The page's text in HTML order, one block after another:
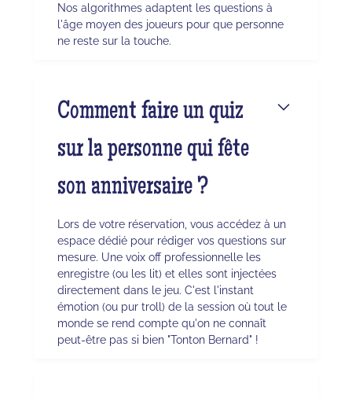
Nos algorithmes adaptent les questions à
l'âge moyen des joueurs pour que personne
ne reste sur la touche.
Comment faire un quiz
sur la personne qui fête
son anniversaire ?
Lors de votre réservation, vous accédez à un
espace dédié pour rédiger vos questions sur
mesure. Une voix off professionnelle les
enregistre (ou les lit) et elles sont injectées
directement dans le jeu. C'est l'instant
émotion (ou pur troll) de la session où tout le
monde se rend compte qu'on ne connaît
peut-être pas si bien "Tonton Bernard" !